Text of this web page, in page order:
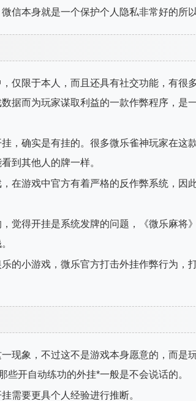
信本身就是一个保护个人隐私非常好的所以
仅限于本人，而且还具有社交功能，有很
据而为玩家谋取利益的一款作弊程序，是
，确实是有挂的。很多微乐雀神玩家在这
到其他人的牌一样。
在游戏中官方有着严格的反作弊系统，因
觉得开挂是系统发牌的问题，《微乐麻将
的小游戏，微乐官方打击外挂作弊行为，
现象，不过这不是游戏本身愿意的，而是
些开自动练功的外挂*一般是不会说话的。
需要更具个人经验进行推断。